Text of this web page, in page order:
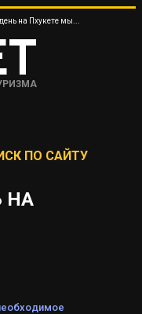
на Пхукете мы...
ПО САЙТУ
НА